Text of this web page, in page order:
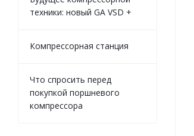
техники: новый GA VSD +
Компрессорная станция
Что спросить перед
покупкой поршневого
компрессора